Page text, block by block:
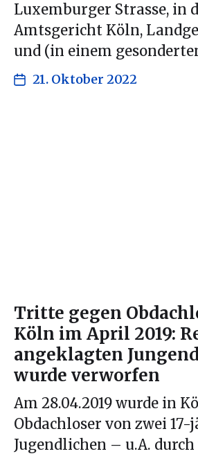
Luxemburger Strasse, in
Amtsgericht Köln,
und (in einem
21. Oktober 2022
Tritte gegen
Köln im April 2019:
angeklagten
wurde verworfen
Am 28.04.2019 wurde in
Obdachloser von zwei
Jugendlichen – u.A.